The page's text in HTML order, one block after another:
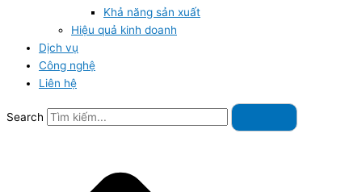
Khả năng sản xuất
Hiệu quả kinh doanh
Dịch vụ
Công nghệ
Liên hệ
Search